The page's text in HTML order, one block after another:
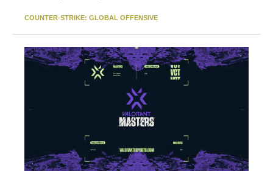
COUNTER-STRIKE: GLOBAL OFFENSIVE